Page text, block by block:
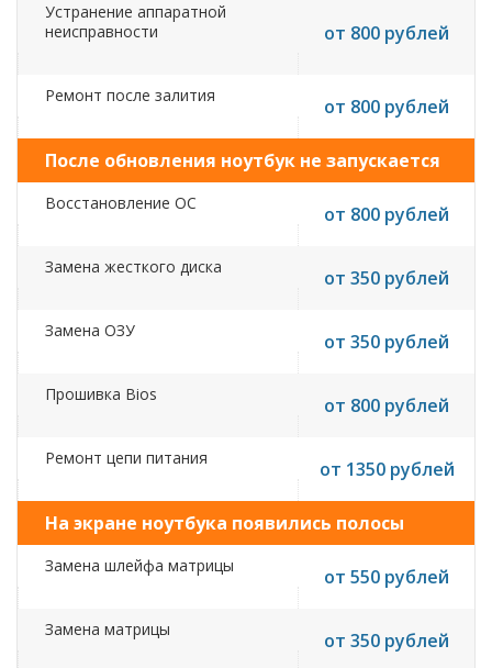
Устранение аппаратной
неисправности
от 800 рублей
Ремонт после залития от 800 рублей
После обновления ноутбук не запускается
Восстановление ОС от 800 рублей
Замена жесткого диска от 350 рублей
Замена ОЗУ от 350 рублей
Прошивка Bios от 800 рублей
Ремонт цепи питания от 1350 рублей
На экране ноутбука появились полосы
Замена шлейфа матрицы от 550 рублей
Замена матрицы от 350 рублей